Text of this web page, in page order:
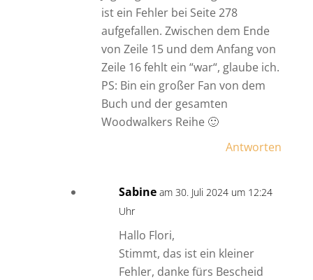
ist ein Fehler bei Seite 278
aufgefallen. Zwischen dem Ende
von Zeile 15 und dem Anfang von
Zeile 16 fehlt ein “war“, glaube ich.
PS: Bin ein großer Fan von dem
Buch und der gesamten
Woodwalkers Reihe 🙂
Antworten
Sabine am 30. Juli 2024 um 12:24
Uhr
Hallo Flori,
Stimmt, das ist ein kleiner
Fehler, danke fürs Bescheid